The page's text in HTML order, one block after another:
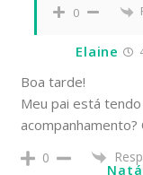
0
Elaine
Boa tarde!
Meu pai está
0